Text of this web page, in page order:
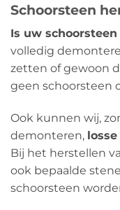
Schoorsteen
Is uw
volledig
zetten of gewoon
geen schoorsteen
Ook kunnen wij,
demonteren,
Bij het herstellen
ook bepaalde
schoorsteen